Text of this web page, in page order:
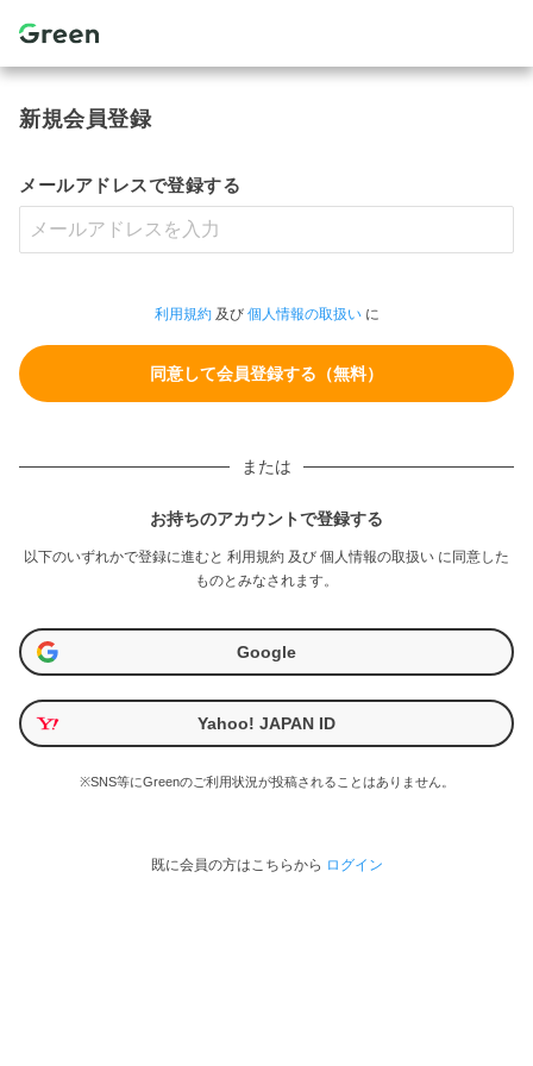
新規会員登録
メールアドレスで登録する
利用規約及び 個人情報の取扱いに
または
お持ちのアカウントで登録する
以下のいずれかで登録に進むと 利用規約 及び 個人情報の取扱い に同意した
ものとみなされます。
Google
Yahoo! JAPAN ID
※SNS等にGreenのご利用状況が投稿されることはありません。
既に会員の方はこちらから ログイン